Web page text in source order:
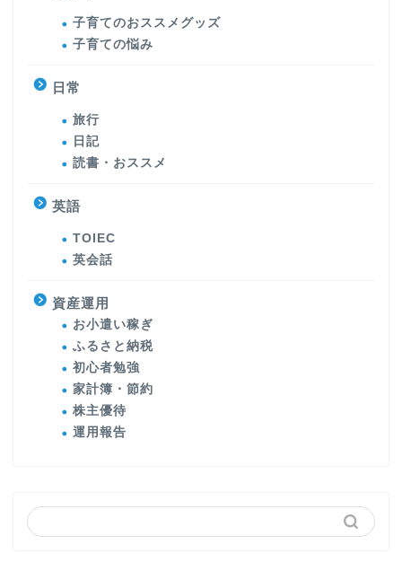
子育てのおススメグッズ
子育ての悩み
日常
旅行
日記
読書・おススメ
英語
TOIEC
英会話
資産運用
お小遣い稼ぎ
ふるさと納税
初心者勉強
家計簿・節約
株主優待
運用報告